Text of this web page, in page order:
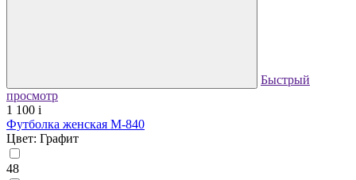
Быстрый
просмотр
1 100 i
Футболка женская М-840
Цвет: Графит
48